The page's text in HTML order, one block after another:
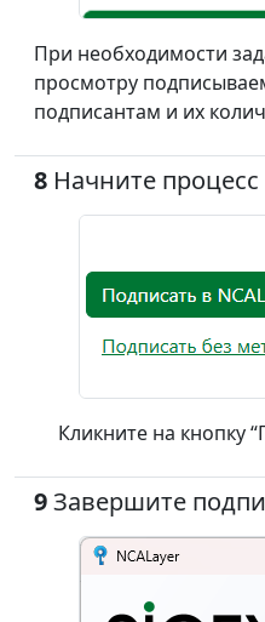
При необходимости
просмотру
подписантам и их
8 Начните
Кликните на кнопку
9Завершите